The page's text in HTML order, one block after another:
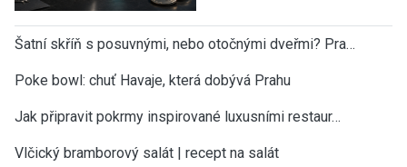
Šatní skříň s posuvnými, nebo otočnými dveřmi? Pra…
Poke bowl: chuť Havaje, která dobývá Prahu
Jak připravit pokrmy inspirované luxusními restaur…
Vlčický bramborový salát | recept na salát